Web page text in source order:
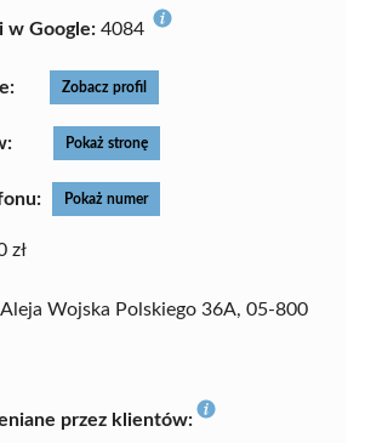
w Google: 4084
Zobacz profil
Pokaż stronę
Pokaż numer
zł
Aleja Wojska Polskiego 36A, 05-800
przez klientów: